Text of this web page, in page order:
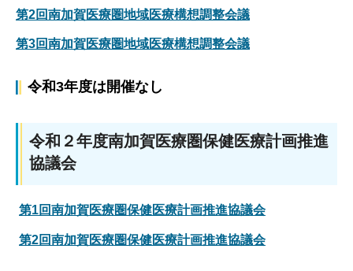
第2回南加賀医療圏地域医療構想調整会議
第3回南加賀医療圏地域医療構想調整会議
令和3年度は開催なし
令和２年度南加賀医療圏保健医療計画推進
協議会
第1回南加賀医療圏保健医療計画推進協議会
第2回南加賀医療圏保健医療計画推進協議会